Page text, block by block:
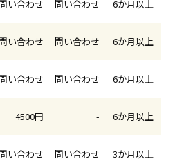
オ）カード
オ）カード
い合わせ 問い合わせ 6か月以上
い合わせ 問い合わせ 6か月以上
い合わせ 問い合わせ 6か月以上
4500円 - 6か月以上
い合わせ 問い合わせ 3か月以上